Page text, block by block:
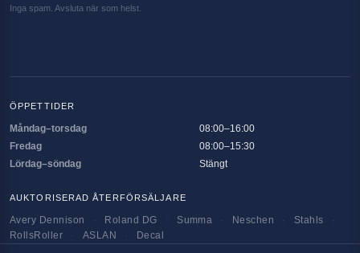
Inga spam. Avsluta när som helst.
ÖPPETTIDER
Måndag–torsdag
08:00–16:00
Fredag
08:00–15:30
Lördag–söndag
Stängt
AUKTORISERAD ÅTERFÖRSÄLJARE
Avery Dennison Roland DG Summa Neschen Stahls
RollsRoller
ASLAN Decal